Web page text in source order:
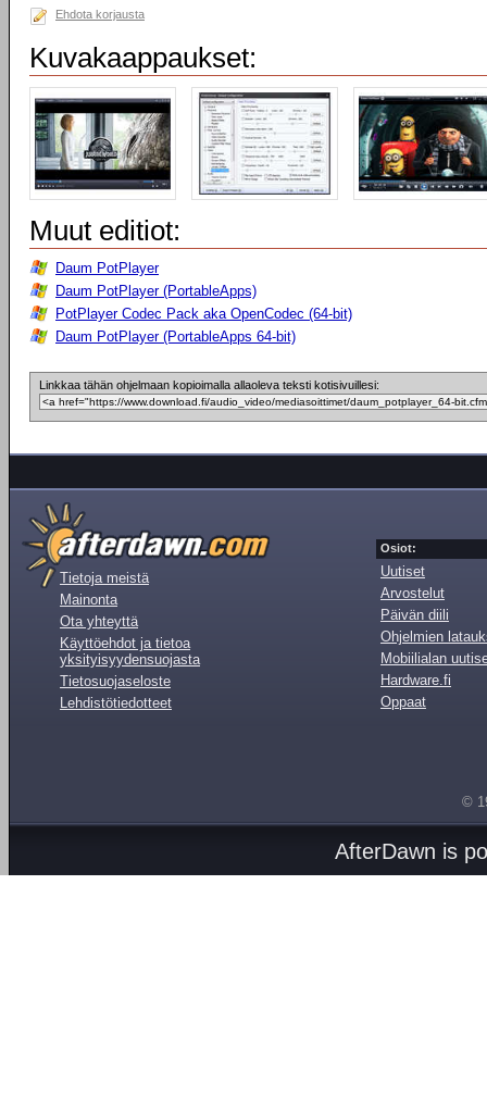
Ehdota korjausta
Kuvakaappaukset:
Muut editiot:
Daum PotPlayer
Daum PotPlayer (PortableApps)
PotPlayer Codec Pack aka OpenCodec (64-bit)
Daum PotPlayer (PortableApps 64-bit)
Linkkaa tähän ohjelmaan kopioimalla allaoleva teksti kotisivuillesi:
Tietoja meistä
Mainonta
Ota yhteyttä
Käyttöehdot ja tietoa
yksityisyydensuojasta
Tietosuojaseloste
Lehdistötiedotteet
Osiot:
Uutiset
Arvostelut
Päivän diili
Ohjelmien
Mobiilialan
Hardware.fi
Oppaat
©
AfterDawn is